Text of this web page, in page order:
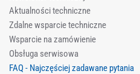
Aktualności techniczne
Zdalne wsparcie techniczne
Wsparcie na zamówienie
Obsługa serwisowa
FAQ - Najczęściej zadawane pytania